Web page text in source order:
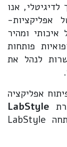
אנו
אפליקציות-
איכותי ומהיר
פותחות
לנהל את
אפליקציה
LabStyle
הישראלית. האפליקציה הרפואית שפיתחה LabStyle